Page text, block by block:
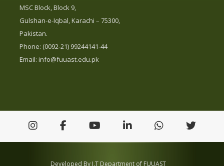
MSC Block, Block 9,
Gulshan-e-Iqbal, Karachi – 75300,
Pakistan.
Phone: (0092-21) 99244141-44
Email: info@fuuast.edu.pk
Developed By I.T Department of FUUAST